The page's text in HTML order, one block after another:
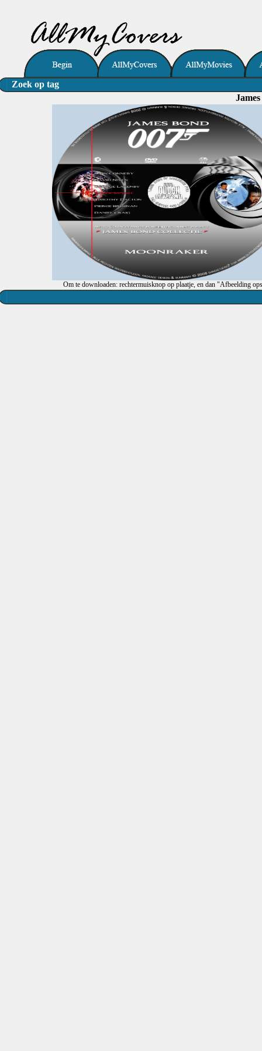
Zoek op tag
Om te downloaden: rechtermuisknop op plaatje, en dan "Afbeelding